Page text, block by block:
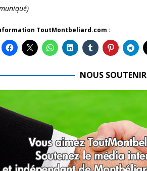
ToutMontbeliard.com :
NOUS SOUTENIR